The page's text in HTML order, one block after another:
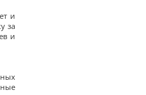
и
за
и